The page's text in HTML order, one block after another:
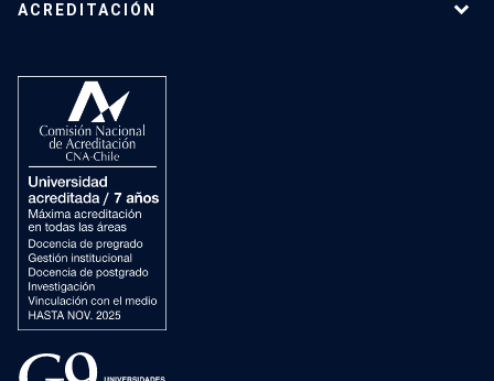
ACREDITACIÓN